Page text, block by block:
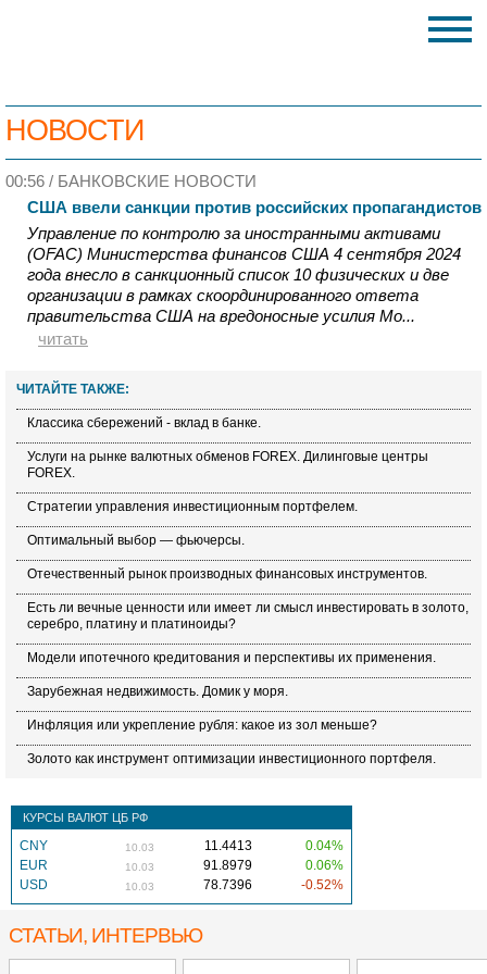
НОВОСТИ
00:56 / БАНКОВСКИЕ НОВОСТИ
США ввели санкции против российских пропагандистов
Управление по контролю за иностранными активами
(OFAC) Министерства финансов США 4 сентября 2024
года внесло в санкционный список 10 физических и две
организации в рамках скоординированного ответа
правительства США на вредоносные усилия Мо...
читать
ЧИТАЙТЕ ТАКЖЕ:
Классика сбережений - вклад в банке.
Услуги на рынке валютных обменов FOREX. Дилинговые центры
FOREX.
Стратегии управления инвестиционным портфелем.
Оптимальный выбор — фьючерсы.
Отечественный рынок производных финансовых инструментов.
Есть ли вечные ценности или имеет ли смысл инвестировать в золото,
серебро, платину и платиноиды?
Модели ипотечного кредитования и перспективы их применения.
Зарубежная недвижимость. Домик у моря.
Инфляция или укрепление рубля: какое из зол меньше?
Золото как инструмент оптимизации инвестиционного портфеля.
КУРСЫ ВАЛЮТ ЦБ РФ
CNY 10.03 11.4413
0.04%
EUR
10.03 91.8979
0.06%
USD
10.03 78.7396 -0.52%
СТАТЬИ, ИНТЕРВЬЮ